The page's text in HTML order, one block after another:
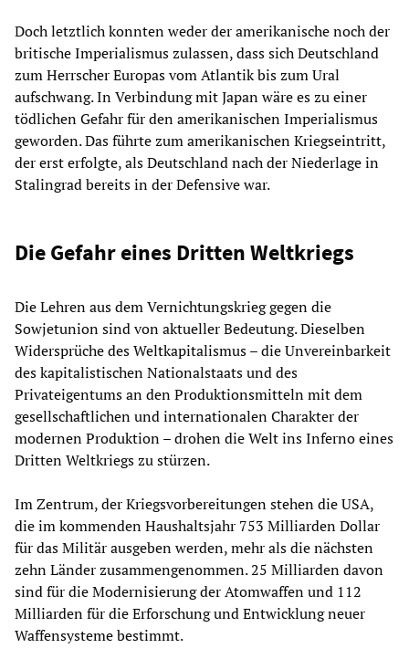
Doch letztlich konnten weder der amerikanische noch der
britische Imperialismus zulassen, dass sich Deutschland
zum Herrscher Europas vom Atlantik bis zum Ural
aufschwang. In Verbindung mit Japan wäre es zu einer
tödlichen Gefahr für den amerikanischen Imperialismus
geworden. Das führte zum amerikanischen Kriegseintritt,
der erst erfolgte, als Deutschland nach der Niederlage in
Stalingrad bereits in der Defensive war.
Die Gefahr eines Dritten Weltkriegs
Die Lehren aus dem Vernichtungskrieg gegen die
Sowjetunion sind von aktueller Bedeutung. Dieselben
Widersprüche des Weltkapitalismus – die Unvereinbarkeit
des kapitalistischen Nationalstaats und des
Privateigentums an den Produktionsmitteln mit dem
gesellschaftlichen und internationalen Charakter der
modernen Produktion – drohen die Welt ins Inferno eines
Dritten Weltkriegs zu stürzen.
Im Zentrum, der Kriegsvorbereitungen stehen die USA,
die im kommenden Haushaltsjahr 753 Milliarden Dollar
für das Militär ausgeben werden, mehr als die nächsten
zehn Länder zusammengenommen. 25 Milliarden davon
sind für die Modernisierung der Atomwaffen und 112
Milliarden für die Erforschung und Entwicklung neuer
Waffensysteme bestimmt.